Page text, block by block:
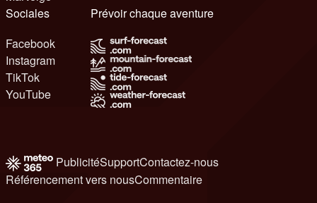
Sociales
Facebook
Instagram
TikTok
YouTube
Prévoir chaque aventure
PublicitéSupportContactez-nous
Référencement vers nousCommentaire